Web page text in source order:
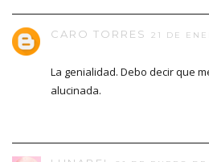
CARO TORRES 21 DE
La genialidad. Debo decir que
alucinada.